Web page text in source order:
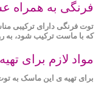
فرنگی به همراه
توت ‌فرنگی دارای ترکیبی
که با ماست ترکیب شود،
مواد لازم برای
برای تهیه ی این ماسک به